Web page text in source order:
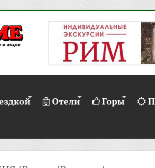
Отели Горы